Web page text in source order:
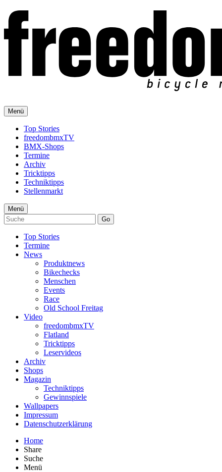
Menü
Top Stories
freedombmxTV
BMX-Shops
Termine
Archiv
Tricktipps
Techniktipps
Stellenmarkt
Menü
Go
Top Stories
Termine
News
Produktnews
Bikechecks
Menschen
Events
Race
Old School Freitag
Video
freedombmxTV
Flatland
Tricktipps
Leservideos
Archiv
Shops
Magazin
Techniktipps
Gewinnspiele
Wallpapers
Impressum
Datenschutzerklärung
Home
Share
Suche
Menü